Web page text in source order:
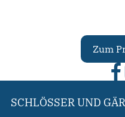
Zum
SCHLÖSSER UND